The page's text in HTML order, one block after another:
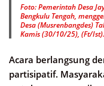
Foto: Pemerintah Desa
Bengkulu Tengah,
Desa (Musrenbangdes)
Kamis (30/10/25), (Ft/Ist).
Acara berlangsung
partisipatif.